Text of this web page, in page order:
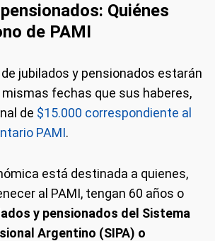
Quiénes
de PAMI
jubilados y pensionados estarán
fechas que sus haberes,
de $15.000 correspondiente al
PAMI.
está destinada a quienes,
al PAMI, tengan 60 años o
y pensionados del Sistema
Argentino (SIPA) o